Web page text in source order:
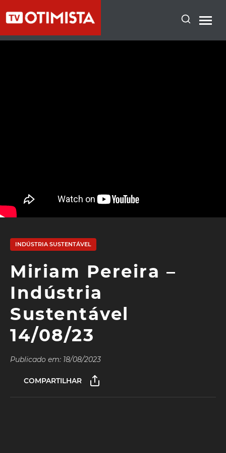
INDÚSTRIA SUSTENTÁVEL
Miriam Pereira –
Indústria
Sustentável
14/08/23
Publicado em: 18/08/2023
COMPARTILHAR